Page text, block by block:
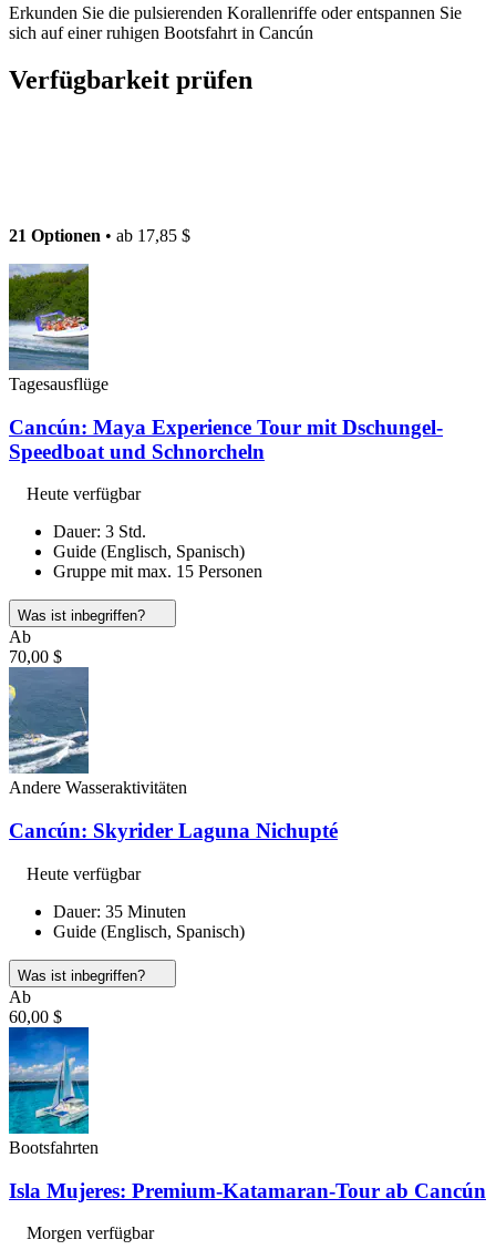
Erkunden Sie die pulsierenden Korallenriffe oder entspannen Sie
sich auf einer ruhigen Bootsfahrt in Cancún
Verfügbarkeit prüfen
21 Optionen • ab 17,85 $
Tagesausflüge
Cancún: Maya Experience Tour mit Dschungel-
Speedboat und Schnorcheln
Heute verfügbar
Dauer: 3 Std.
Guide (Englisch, Spanisch)
Gruppe mit max. 15 Personen
Was ist inbegriffen?
Ab
70,00 $
Andere Wasseraktivitäten
Cancún: Skyrider Laguna Nichupté
Heute verfügbar
Dauer: 35 Minuten
Guide (Englisch, Spanisch)
Was ist inbegriffen?
Ab
60,00 $
Bootsfahrten
Isla Mujeres: Premium-Katamaran-Tour ab Cancún
Morgen verfügbar